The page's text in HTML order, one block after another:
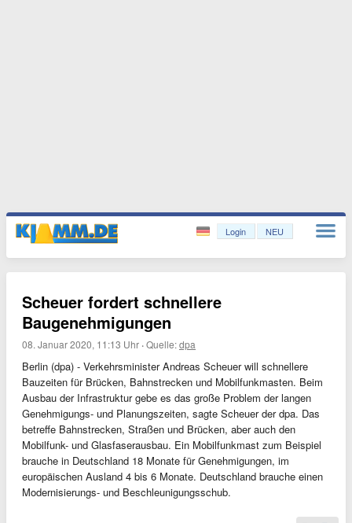
Login NEU
Scheuer fordert schnellere
Baugenehmigungen
08. Januar 2020, 11:13 Uhr ·Quelle:dpa
Berlin (dpa) - Verkehrsminister Andreas Scheuer will schnellere
Bauzeiten für Brücken, Bahnstrecken und Mobilfunkmasten. Beim
Ausbau der Infrastruktur gebe es das große Problem der langen
Genehmigungs- und Planungszeiten, sagte Scheuer der dpa. Das
betreffe Bahnstrecken, Straßen und Brücken, aber auch den
Mobilfunk- und Glasfaserausbau. Ein Mobilfunkmast zum Beispiel
brauche in Deutschland 18 Monate für Genehmigungen, im
europäischen Ausland 4 bis 6 Monate. Deutschland brauche einen
Modernisierungs- und Beschleunigungsschub.